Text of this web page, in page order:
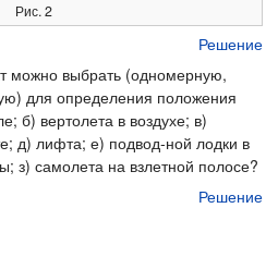
Рис. 2
Решение
можно выбрать (одномерную,
для определения положения
б) вертолета в воздухе; в)
д) лифта; е) подвод-ной лодки в
з) самолета на взлетной полосе?
Решение